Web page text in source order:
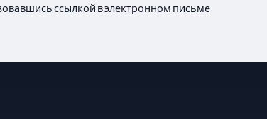
ссылкой в электронном письме